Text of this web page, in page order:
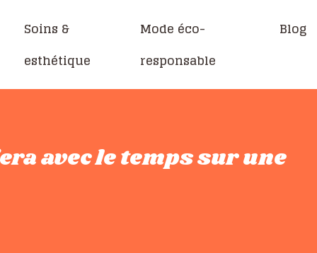
Soins &
esthétique
Mode éco-
responsable
Blog
avec le temps sur une